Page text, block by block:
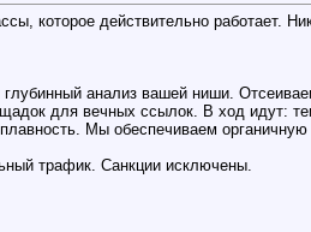
которое действительно
анализ вашей ниши.
для вечных ссылок. В ход идут:
Мы обеспечиваем
трафик. Санкции исключены.